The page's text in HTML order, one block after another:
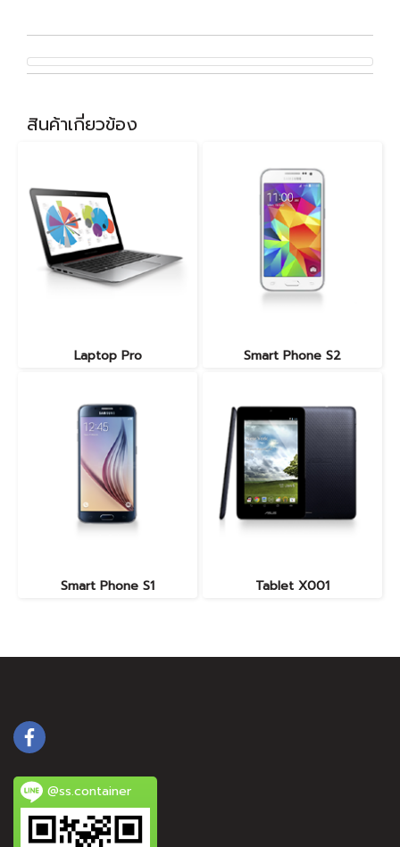
สินค้าเกี่ยวข้อง
Laptop Pro Smart Phone S2
Smart Phone S1 Tablet X001
@ss.container